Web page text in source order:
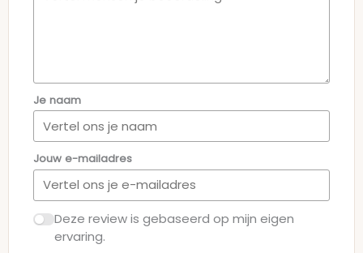
Je naam
Jouw e-mailadres
Deze review is gebaseerd op mijn eigen
ervaring.